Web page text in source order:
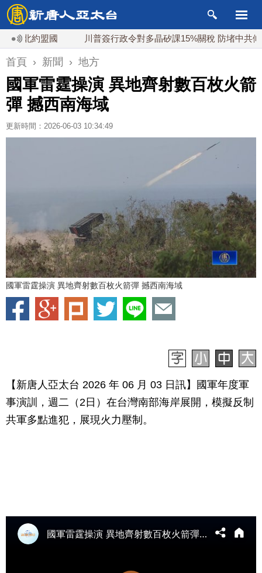
約盟國 川普簽行政令對多晶矽課15%關稅 防堵中共傾銷
首頁 › 新聞 › 地方
國軍雷霆操演 異地齊射數百枚火箭
彈 撼西南海域
更新時間：2026-06-03 10:34:49
國軍雷霆操演 異地齊射數百枚火箭彈 撼西南海域
【新唐人亞太台 2026 年 06 月 03 日訊】國軍年度軍
事演訓，週二（2日）在台灣南部海岸展開，模擬反制
共軍多點進犯，展現火力壓制。